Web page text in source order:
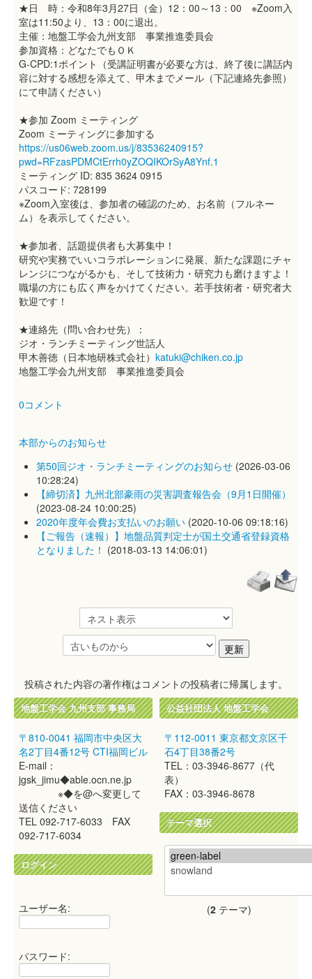
★日 時：令和8年3月27日（金）12：00～13：00 ※Zoom入
室は11:50より、13：00に退出。
主催：地盤工学会九州支部 事業推進委員会
参加資格：どなたでもＯＫ
G-CPD:1ポイント（受講証明書が必要な方は、終了後に講話内
容に対する感想を添えて、甲木までメール（下記連絡先参照）
にて申請ください）
★参加 Zoom ミーティング
Zoom ミーティングに参加する
https://us06web.zoom.us/j/83536240915?
pwd=RFzasPDMCtErrh0yZOQIKOrSyA8Ynf.1
ミーティング ID: 835 3624 0915
パスコード: 728199
※Zoom入室後は、参加者の確認のため、お名前（フルネー
ム）を表示してください。
★参加者、話題提供者も大募集中！
研究や実務でいいコラボレーションに発展、新たな課題にチャ
レンジにつながるかも、そして技術力・研究力も磨けますよ！
職場の方にも広く声をかけてください。若手技術者・研究者大
歓迎です！
★連絡先（問い合わせ先）：
ジオ・ランチミーティング世話人
甲木善徳（日本地研株式会社） katuki@chiken.co.jp
地盤工学会九州支部 事業推進委員会
0コメント
本部からのお知らせ
第50回ジオ・ランチミーティングのお知らせ (2026-03-06
10:28:24)
【締切済】九州北部豪雨の災害調査報告会（9月1日開催）
(2023-08-24 10:00:25)
2020年度年会費お支払いのお願い (2020-10-06 09:18:16)
【ご報告（速報）】地盤品質判定士が国土交通省登録資格
となりました！ (2018-03-13 14:06:01)
投稿された内容の著作権はコメントの投稿者に帰属します。
地盤工学会 九州支部 事務局
〒810-0041 福岡市中央区大
名2丁目4番12号 CTI福岡ビル
E-mail：
jgsk_jimu◆able.ocn.ne.jp
※◆を@へ変更して
送信ください
TEL 092-717-6033 FAX
092-717-6034
ログイン
ユーザー名:
パスワード:
公益社団法人 地盤工学会
〒112-0011 東京都文京区千
石4丁目38番2号
TEL：03-3946-8677（代
表）
FAX：03-3946-8678
テーマ選択
(2テーマ)